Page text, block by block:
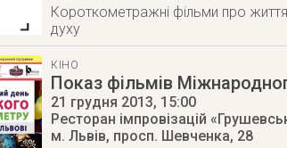
Короткометражні фільми про
духу
КІНО
Показ фільмів
21 грудня 2013, 15:00
Ресторан імпровізацій
м. Львів, просп. Шевченка, 28